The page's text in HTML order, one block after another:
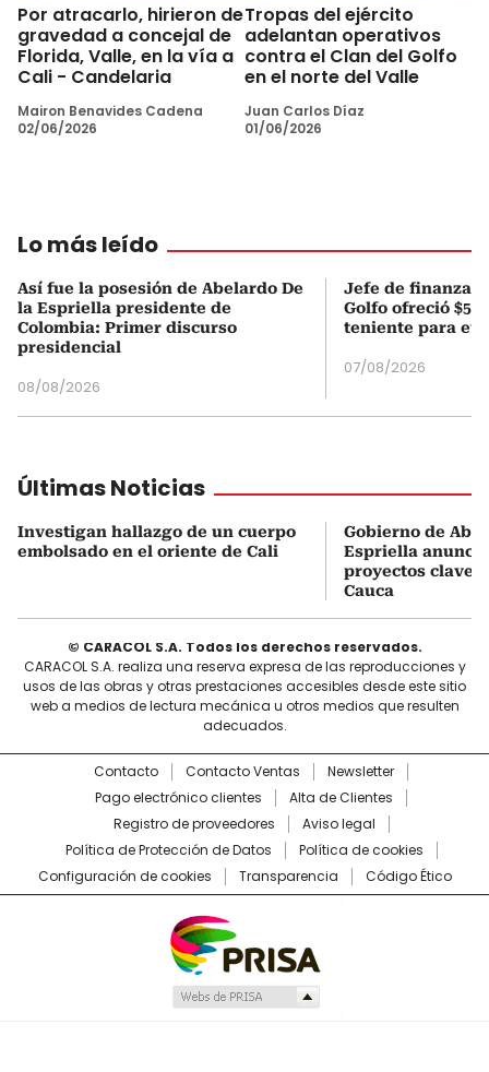
Por atracarlo, hirieron de
gravedad a concejal de
Florida, Valle, en la vía a
Cali - Candelaria
Mairon Benavides Cadena
02/06/2026
Tropas del ejército
adelantan operativos
contra el Clan del Golfo
en el norte del Valle
Juan Carlos Díaz
01/06/2026
Lo más leído
Así fue la posesión de Abelardo De
la Espriella presidente de
Colombia: Primer discurso
presidencial
08/08/2026
Jefe de finanzas
Golfo ofreció
teniente para
07/08/2026
Últimas Noticias
Investigan hallazgo de un cuerpo
embolsado en el oriente de Cali
Gobierno de
Espriella
proyectos clave
Cauca
© CARACOL S.A. Todos los derechos reservados.
CARACOL S.A. realiza una reserva expresa de las reproducciones y
usos de las obras y otras prestaciones accesibles desde este sitio
web a medios de lectura mecánica u otros medios que resulten
adecuados.
Contacto Contacto Ventas
Newsletter
Pago electrónico clientes
Alta de Clientes
Registro de proveedores
Aviso legal
Política de Protección de Datos
Política de cookies
Configuración de cookies
Transparencia Código Ético